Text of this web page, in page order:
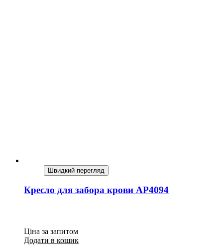
Швидкий перегляд
Кресло для забора крови AP4094
Ціна за запитом
Додати в кошик